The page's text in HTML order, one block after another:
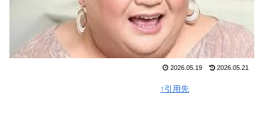
2026.05.19 2026.05.21
↑引用先